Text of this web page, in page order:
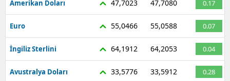
Mersin
İzmir
Kars
Amerikan Doları 47,7023 47,7080 0.17
Euro 55,0466 55,0588 0.07
İngiliz Sterlini 64,1912 64,2053 0.04
Avustralya Doları 33,5776 33,5912 0.28